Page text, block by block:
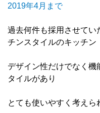
2019年4月まで
過去何件も採用させてい
チンスタイルのキッチン
デザイン性だけでなく機
タイルがあり
とても使いやすく考えら